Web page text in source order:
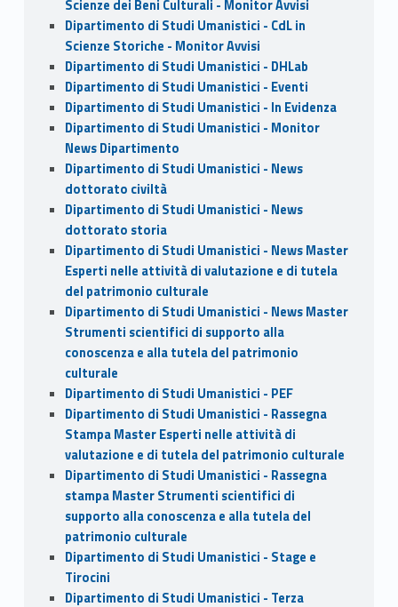
Scienze dei Beni Culturali - Monitor Avvisi
Dipartimento di Studi Umanistici - CdL in
Scienze Storiche - Monitor Avvisi
Dipartimento di Studi Umanistici - DHLab
Dipartimento di Studi Umanistici - Eventi
Dipartimento di Studi Umanistici - In Evidenza
Dipartimento di Studi Umanistici - Monitor
News Dipartimento
Dipartimento di Studi Umanistici - News
dottorato civiltà
Dipartimento di Studi Umanistici - News
dottorato storia
Dipartimento di Studi Umanistici - News Master
Esperti nelle attività di valutazione e di tutela
del patrimonio culturale
Dipartimento di Studi Umanistici - News Master
Strumenti scientifici di supporto alla
conoscenza e alla tutela del patrimonio
culturale
Dipartimento di Studi Umanistici - PEF
Dipartimento di Studi Umanistici - Rassegna
Stampa Master Esperti nelle attività di
valutazione e di tutela del patrimonio culturale
Dipartimento di Studi Umanistici - Rassegna
stampa Master Strumenti scientifici di
supporto alla conoscenza e alla tutela del
patrimonio culturale
Dipartimento di Studi Umanistici - Stage e
Tirocini
Dipartimento di Studi Umanistici - Terza